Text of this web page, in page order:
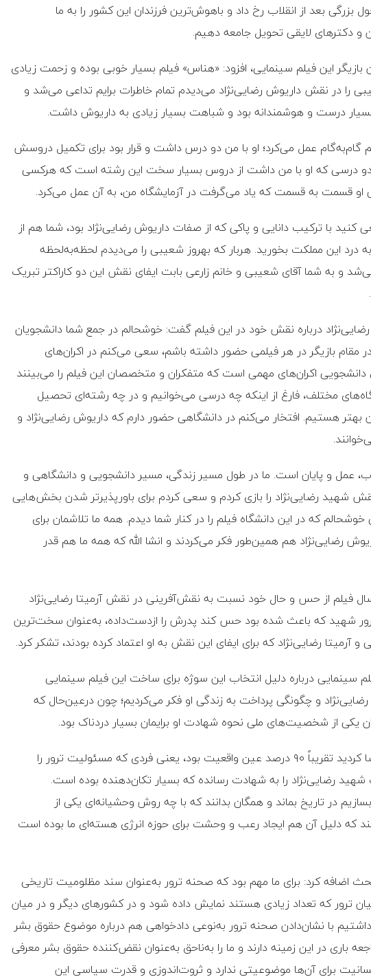
بزرگی بعد از انقلاب رخ داد و باهوش‌ترین فرزندان این کشور را به ما
و دکترهای لایقی تحویل جامعه دهیم.
این فیلم سینمایی، افزود: «هناس» فیلم بسیار خوبی بوده و زحمت زیادی
را در نقش داریوش رضایی‌نژاد می‌دیدم تمام خاطرات برایم تداعی می‌شد و
درست و هوشمندانه بود و شباهت بسیار زیادی به داریوش داشت.
گام‌به‌گام عمل می‌کرد؛ او با من دو درس داشت و قرار بود برای تکمیل دروسش
دو درسی که او با من داشت از دروس بسیار سخت این رشته است که هرکسی
ولی او قسمت به قسمت که یاد می‌گرفت در آزمایشگاه من، به آن عمل می‌کرد.
کنید با ترکیب دانایی و پاکی که از صفات داریوش رضایی‌نژاد بود، شما هم از
به درد این مملکت بخورید. هربار که بهروز شعیبی را می‌دیدم لحظه‌به‌لحظه
و به شما آقای شعیبی و خانم زارعی بابت ایفای نقش این دو کاراکتر تبریک
درباره نقش خود در این فیلم گفت: خوشحالم در جمع شما دانشجویان
مقام بازیگر در هر فیلمی حضور داشته باشم، سعی می‌کنم در اکران‌های
اکران‌های مهمی است که متفکران و متخصصان این فیلم را می‌بینند
مختلف، فارغ از اینکه چه درسی می‌خوانیم و در چه رشته‌ای تحصیل
بهتر هستیم. افتخار می‌کنم در دانشگاهی حضور دارم که داریوش رضایی‌نژاد و
عمل و پایان است. ما در طول مسیر زندگی، مسیر دانشجویی و دانشگاهی و
شهید رضایی‌نژاد را بازی کردم و سعی کردم برای باورپذیرتر شدن بخش‌هایی
که در این دانشگاه فیلم را در کنار شما دیدم. همه ما تلاشمان برای
رضایی‌نژاد هم همین‌طور فکر می‌کردند و انشا الله که همه ما هم قدر
فیلم از حس و حال خود نسبت به نقش‌آفرینی در نقش آرمیتا رضایی‌نژاد
شهید که باعث شده بود حس کند پدرش را ازدست‌داده، به‌عنوان سخت‌ترین
و آرمیتا رضایی‌نژاد که برای ایفای این نقش به او اعتماد کرده بودند، تشکر کرد.
سینمایی درباره دلیل انتخاب این سوژه برای ساخت این فیلم سینمایی
و چگونگی پرداخت به زندگی او فکر می‌کردیم؛ چون درعین‌حال که
یکی از شخصیت‌های ملی نحوه شهادت او برایمان بسیار دردناک بود.
وی ادامه داد: چیزی که از نحوه شهادت تماشا کردید تقریباً ۹۰ درصد عین واقعیت بود، یعنی فردی که مسئولیت ترور را
به همین نحو و با ۵_۶ شلیک شهید رضایی‌نژاد را به شهادت رسانده که بسیار تکان‌دهنده بوده است.
در تاریخ بماند و همگان بدانند که با چه روش وحشیانه‌ای یکی از
که دلیل آن هم ایجاد رعب و وحشت برای حوزه انرژی هسته‌ای ما بوده است
اضافه کرد: برای ما مهم بود که صحنه ترور به‌عنوان سند مظلومیت تاریخی
ترور که تعداد زیادی هستند نمایش داده شود و در کشورهای دیگر و در میان
با نشان‌دادن صحنه ترور به‌نوعی دادخواهی هم درباره موضوع حقوق بشر
باری در این زمینه دارند و ما را به‌ناحق به‌عنوان نقض‌کننده حقوق بشر معرفی
برای آن‌ها موضوعیتی ندارد و ثروت‌اندوزی و قدرت سیاسی این